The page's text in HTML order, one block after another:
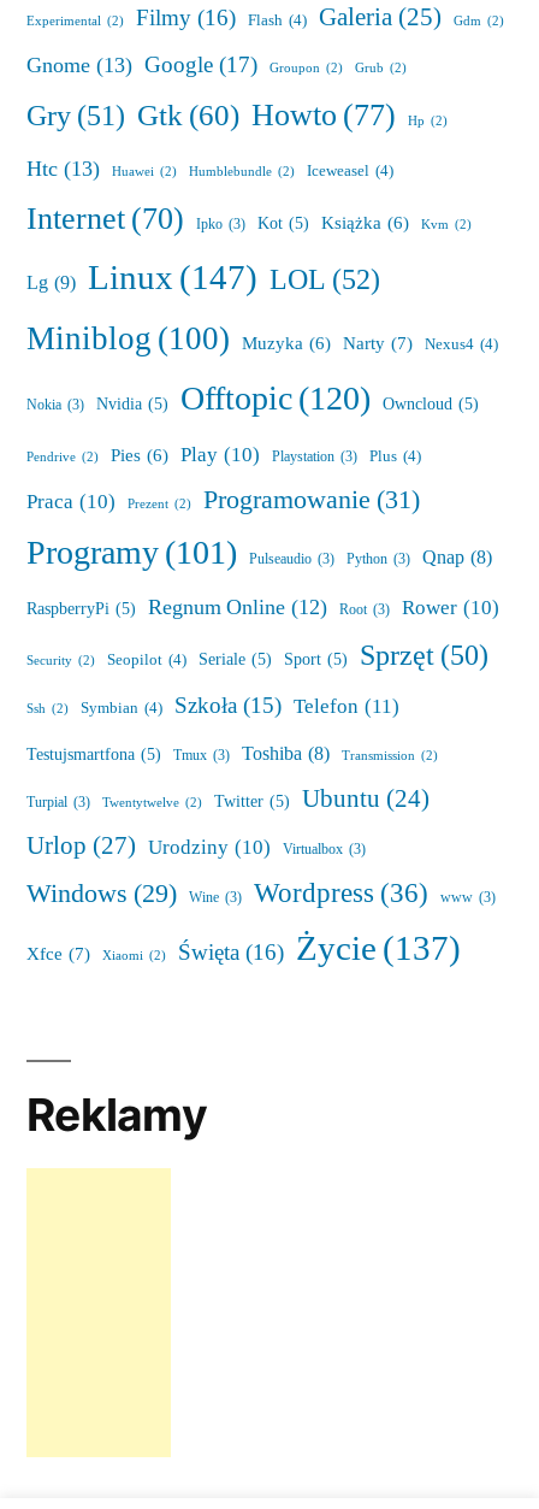
Experimental (2) Filmy (16) Flash (4) Galeria (25) Gdm (2)
Gnome (13) Google (17) Groupon (2) Grub (2)
Gry(51) Gtk(60) Howto (77) Hp (2)
Htc (13) Huawei (2) Humblebundle (2) Iceweasel (4)
Internet(70) Ipko (3) Kot (5) Książka (6) Kvm (2)
Lg (9) Linux(147) LOL (52)
Miniblog (100) Muzyka (6) Narty (7) Nexus4 (4)
Nokia (3) Nvidia (5) Offtopic(120) Owncloud (5)
Pendrive (2) Pies (6) Play (10) Playstation (3) Plus (4)
Praca (10) Prezent (2) Programowanie (31)
Programy(101) Pulseaudio (3) Python (3) Qnap (8)
RaspberryPi (5) Regnum Online (12) Root (3) Rower (10)
Security (2) Seopilot (4) Seriale (5) Sport (5) Sprzęt(50)
Ssh (2) Symbian (4) Szkoła (15) Telefon (11)
Testujsmartfona (5) Tmux (3) Toshiba (8) Transmission (2)
Turpial (3) Twentytwelve (2) Twitter (5) Ubuntu (24)
Urlop (27) Urodziny (10) Virtualbox (3)
Windows (29) Wine (3) Wordpress (36) www (3)
Xfce (7) Xiaomi (2) Święta (16) Życie(137)
Reklamy